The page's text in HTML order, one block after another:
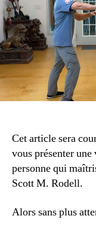
Cet article sera
vous présenter
personne qui
Scott M. Rodell.
Alors sans plus